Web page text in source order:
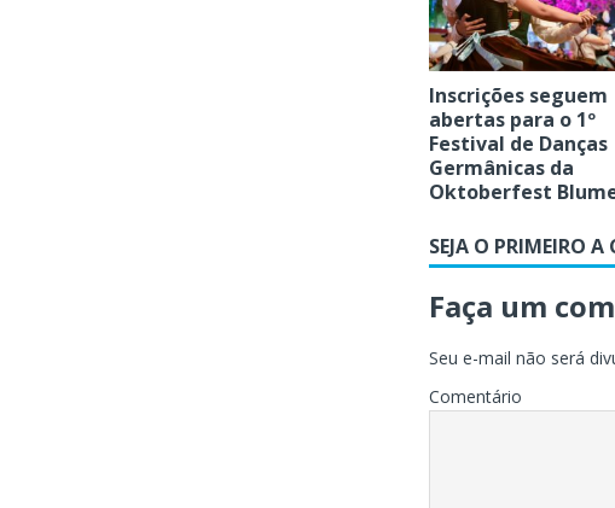
Inscrições seguem
abertas para o 1º
Festival de Danças
Germânicas da
Oktoberfest
SEJA O PRIMEIRO
Faça um
Seu e-mail não será
Comentário